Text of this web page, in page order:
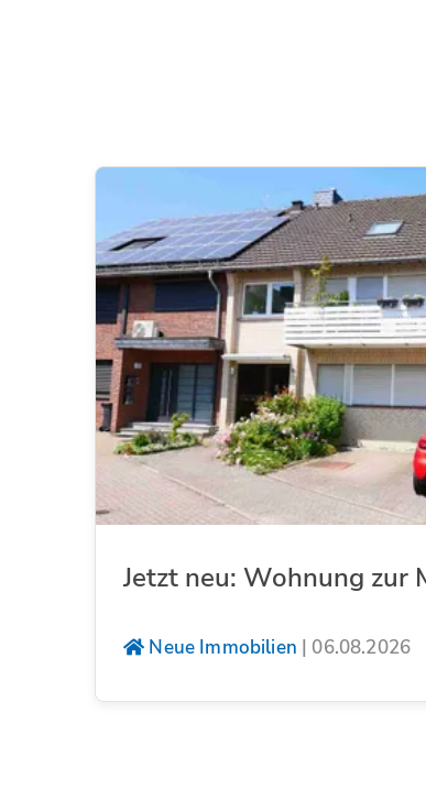
Jetzt neu: Wohnung zur
Neue Immobilien | 06.08.2026